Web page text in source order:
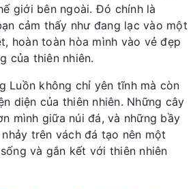
giới bên ngoài. Đó chính là
cảm thấy như đang lạc vào một
hoàn toàn hòa mình vào vẻ đẹp
của thiên nhiên.
Luồn không chỉ yên tĩnh mà còn
diện của thiên nhiên. Những cây
mình giữa núi đá, và những bầy
trên vách đá tạo nên một
và gắn kết với thiên nhiên